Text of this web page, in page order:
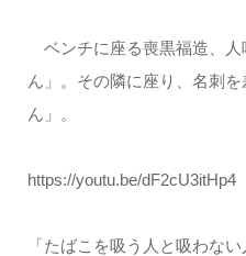
ベンチに座る喪黒福造、人
ん」。その隣に座り、名刺
ん」。
https://youtu.be/dF2cU3itHp4
「たばこを吸う人と吸わな